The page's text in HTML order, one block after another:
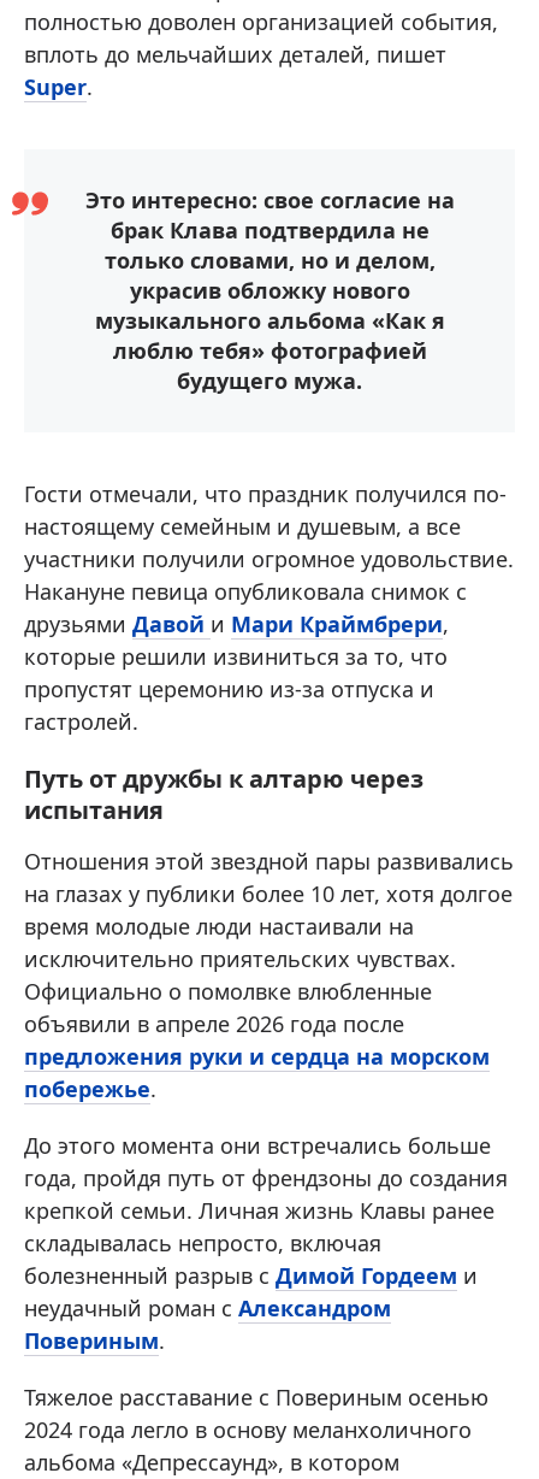
полностью доволен организацией события,
вплоть до мельчайших деталей, пишет
Super.
Это интересно: свое согласие на
брак Клава подтвердила не
только словами, но и делом,
украсив обложку нового
музыкального альбома «Как я
люблю тебя» фотографией
будущего мужа.
Гости отмечали, что праздник получился по-
настоящему семейным и душевым, а все
участники получили огромное удовольствие.
Накануне певица опубликовала снимок с
друзьями Давой и Мари Краймбрери,
которые решили извиниться за то, что
пропустят церемонию из-за отпуска и
гастролей.
Путь от дружбы к алтарю через
испытания
Отношения этой звездной пары развивались
на глазах у публики более 10 лет, хотя долгое
время молодые люди настаивали на
исключительно приятельских чувствах.
Официально о помолвке влюбленные
объявили в апреле 2026 года после
предложения руки и сердца на морском
побережье.
До этого момента они встречались больше
года, пройдя путь от френдзоны до создания
крепкой семьи. Личная жизнь Клавы ранее
складывалась непросто, включая
болезненный разрыв с Димой Гордеем и
неудачный роман с Александром
Повериным.
Тяжелое расставание с Повериным осенью
2024 года легло в основу меланхоличного
альбома «Депрессаунд», в котором